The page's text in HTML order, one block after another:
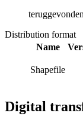
Distribution format
Name
Shapefile
Digital